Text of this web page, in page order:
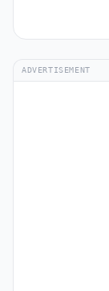
ADVERTISEMENT